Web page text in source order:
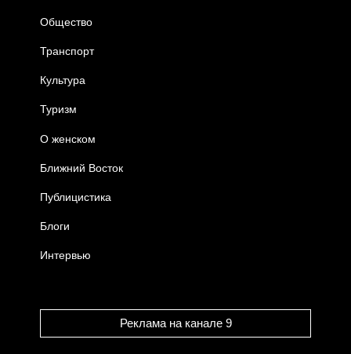
Общество
Транспорт
Культура
Туризм
О женском
Ближний Восток
Публицистика
Блоги
Интервью
Реклама на канале 9